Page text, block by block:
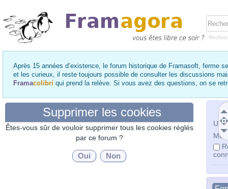
Après 15 années d’existence, le forum historique de Framasoft, ferme
et les curieux, il reste toujours possible de consulter les discussions
Framacolibri qui prend la relève. Si vous avez des questions, on se
Mot
Supprimer les cookies
Êtes-vous sûr de vouloir supprimer tous les cookies réglés
par ce forum ?